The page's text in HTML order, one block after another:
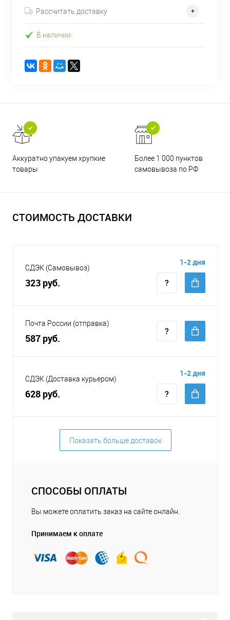
Рассчитать доставку
В наличии
Аккуратно упакуем хрупкие
товары
Более 1 000 пунктов
самовывоза по РФ
СТОИМОСТЬ ДОСТАВКИ
СДЭК (Самовывоз)
323 руб.
1-2 дня
Почта России (отправка)
587 руб.
СДЭК (Доставка курьером)
628 руб.
1-2 дня
Показать больше доставок
СПОСОБЫ ОПЛАТЫ
Вы можете оплатить заказ на сайте онлайн.
Принимаем к оплате